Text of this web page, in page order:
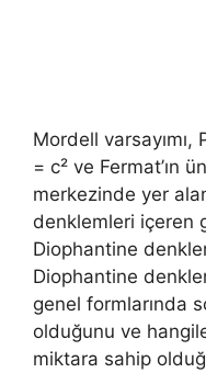
Mordell
= c² ve Fermat’ın
merkezinde yer
denklemleri içeren
Diophantine
Diophantine
genel formlarında
olduğunu ve
miktara sahip